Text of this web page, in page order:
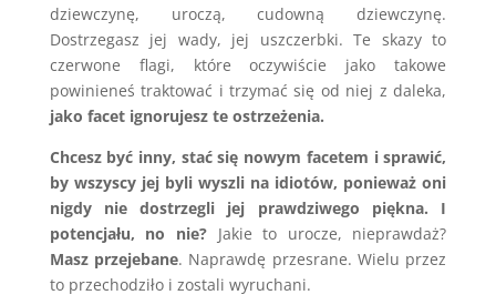
dziewczynę, uroczą, cudowną dziewczynę.
Dostrzegasz jej wady, jej uszczerbki. Te skazy to
czerwone flagi, które oczywiście jako takowe
powinieneś traktować i trzymać się od niej z daleka,
jako facet ignorujesz te ostrzeżenia.
Chcesz być inny, stać się nowym facetem i sprawić,
by wszyscy jej byli wyszli na idiotów, ponieważ oni
nigdy nie dostrzegli jej prawdziwego piękna. I
potencjału, no nie? Jakie to urocze, nieprawdaż?
Masz przejebane. Naprawdę przesrane. Wielu przez
to przechodziło i zostali wyruchani.